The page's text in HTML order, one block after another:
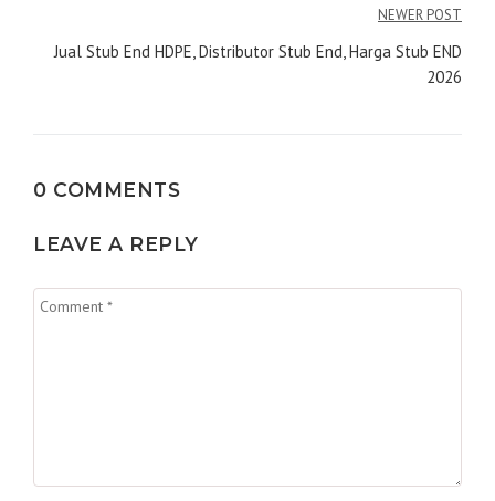
NEWER POST
Jual Stub End HDPE, Distributor Stub End, Harga Stub END
2026
0 COMMENTS
LEAVE A REPLY